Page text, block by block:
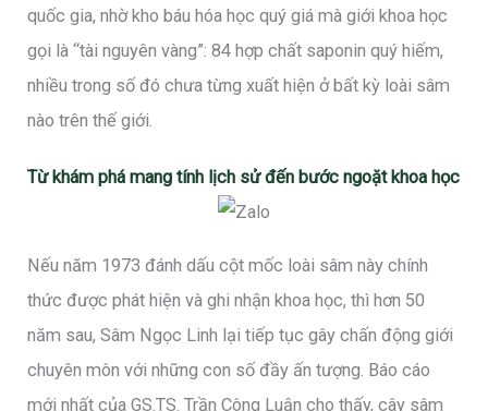
quốc gia, nhờ kho báu hóa học quý giá mà giới khoa học
gọi là “tài nguyên vàng”: 84 hợp chất saponin quý hiếm,
nhiều trong số đó chưa từng xuất hiện ở bất kỳ loài sâm
nào trên thế giới.
Từ khám phá mang tính lịch sử đến bước ngoặt khoa học
Nếu năm 1973 đánh dấu cột mốc loài sâm này chính
thức được phát hiện và ghi nhận khoa học, thì hơn 50
năm sau, Sâm Ngọc Linh lại tiếp tục gây chấn động giới
chuyên môn với những con số đầy ấn tượng. Báo cáo
mới nhất của GS.TS. Trần Công Luận cho thấy, cây sâm